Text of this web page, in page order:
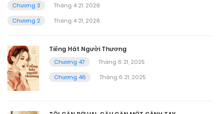
Chương 3
Tháng 4 21, 2026
Chương 2
Tháng 4 21, 2026
Tiếng Hát Người Thương
Chương 47
Tháng 6 21, 2025
Chương 46
Tháng 6 21, 2025